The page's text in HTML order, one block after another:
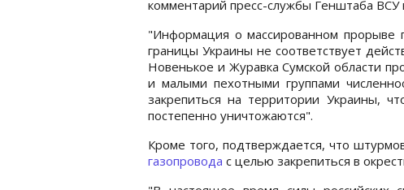
комментарий пресс-службы Генштаба ВСУ
"Информация о массированном прорыве
границы Украины не соответствует
Новенькое и Журавка Сумской области
и малыми пехотными группами
закрепиться на территории Украины,
постепенно уничтожаются".
Кроме того, подтверждается, что
газопровода с целью закрепиться в